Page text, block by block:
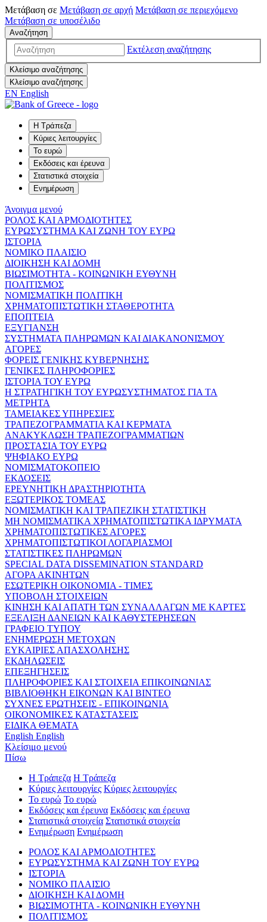
Μετάβαση σε Μετάβαση σε αρχή Μετάβαση σε περιεχόμενο
Μετάβαση σε υποσέλιδο
Αναζήτηση
Εκτέλεση αναζήτησης
Κλείσιμο αναζήτησης
Κλείσιμο αναζήτησης
EN English
Η Τράπεζα
Κύριες λειτουργίες
Το ευρώ
Εκδόσεις και έρευνα
Στατιστικά στοιχεία
Ενημέρωση
Άνοιγμα μενού
ΡΟΛΟΣ ΚΑΙ ΑΡΜΟΔΙΟΤΗΤΕΣ
ΕΥΡΩΣΥΣΤΗΜΑ ΚΑΙ ΖΩΝΗ ΤΟΥ ΕΥΡΩ
ΙΣΤΟΡΙΑ
ΝΟΜΙΚΟ ΠΛΑΙΣΙΟ
ΔΙΟΙΚΗΣΗ ΚΑΙ ΔΟΜΗ
ΒΙΩΣΙΜΟΤΗΤΑ - ΚΟΙΝΩΝΙΚΗ ΕΥΘΥΝΗ
ΠΟΛΙΤΙΣΜΟΣ
ΝΟΜΙΣΜΑΤΙΚΗ ΠΟΛΙΤΙΚΗ
ΧΡΗΜΑΤΟΠΙΣΤΩΤΙΚΗ ΣΤΑΘΕΡΟΤΗΤΑ
ΕΠΟΠΤΕΙΑ
ΕΞΥΓΙΑΝΣΗ
ΣΥΣΤΗΜΑΤΑ ΠΛΗΡΩΜΩΝ ΚΑΙ ΔΙΑΚΑΝΟΝΙΣΜΟΥ
ΑΓΟΡΕΣ
ΦΟΡΕΙΣ ΓΕΝΙΚΗΣ ΚΥΒΕΡΝΗΣΗΣ
ΓΕΝΙΚΕΣ ΠΛΗΡΟΦΟΡΙΕΣ
ΙΣΤΟΡΙΑ ΤΟΥ ΕΥΡΩ
Η ΣΤΡΑΤΗΓΙΚΗ ΤΟΥ ΕΥΡΩΣΥΣΤΗΜΑΤΟΣ ΓΙΑ ΤΑ
ΜΕΤΡΗΤΑ
ΤΑΜΕΙΑΚΕΣ ΥΠΗΡΕΣΙΕΣ
ΤΡΑΠΕΖΟΓΡΑΜΜΑΤΙΑ ΚΑΙ ΚΕΡΜΑΤΑ
ΑΝΑΚΥΚΛΩΣΗ ΤΡΑΠΕΖΟΓΡΑΜΜΑΤΙΩΝ
ΠΡΟΣΤΑΣΙΑ ΤΟΥ ΕΥΡΩ
ΨΗΦΙΑΚΟ ΕΥΡΩ
ΝΟΜΙΣΜΑΤΟΚΟΠΕΙΟ
ΕΚΔΟΣΕΙΣ
ΕΡΕΥΝΗΤΙΚΗ ΔΡΑΣΤΗΡΙΟΤΗΤΑ
ΕΞΩΤΕΡΙΚΟΣ ΤΟΜΕΑΣ
ΝΟΜΙΣΜΑΤΙΚΗ ΚΑΙ ΤΡΑΠΕΖΙΚΗ ΣΤΑΤΙΣΤΙΚΗ
ΜΗ ΝΟΜΙΣΜΑΤΙΚΑ ΧΡΗΜΑΤΟΠΙΣΤΩΤΙΚΑ ΙΔΡΥΜΑΤΑ
ΧΡΗΜΑΤΟΠΙΣΤΩΤΙΚΕΣ ΑΓΟΡΕΣ
ΧΡΗΜΑΤΟΠΙΣΤΩΤΙΚΟΙ ΛΟΓΑΡΙΑΣΜΟΙ
ΣΤΑΤΙΣΤΙΚΕΣ ΠΛΗΡΩΜΩΝ
SPECIAL DATA DISSEMINATION STANDARD
ΑΓΟΡΑ ΑΚΙΝΗΤΩΝ
ΕΣΩΤΕΡΙΚΗ ΟΙΚΟΝΟΜΙΑ - ΤΙΜΕΣ
ΥΠΟΒΟΛΗ ΣΤΟΙΧΕΙΩΝ
ΚΙΝΗΣΗ ΚΑΙ ΑΠΑΤΗ ΤΩΝ ΣΥΝΑΛΛΑΓΩΝ ΜΕ ΚΑΡΤΕΣ
ΕΞΕΛΙΞΗ ΔΑΝΕΙΩΝ ΚΑΙ ΚΑΘΥΣΤΕΡΗΣΕΩΝ
ΓΡΑΦΕΙΟ ΤΥΠΟΥ
ΕΝΗΜΕΡΩΣΗ ΜΕΤΟΧΩΝ
ΕΥΚΑΙΡΙΕΣ ΑΠΑΣΧΟΛΗΣΗΣ
ΕΚΔΗΛΩΣΕΙΣ
ΕΠΕΞΗΓΗΣΕΙΣ
ΠΛΗΡΟΦΟΡΙΕΣ ΚΑΙ ΣΤΟΙΧΕΙΑ ΕΠΙΚΟΙΝΩΝΙΑΣ
ΒΙΒΛΙΟΘΗΚΗ ΕΙΚΟΝΩΝ ΚΑΙ ΒΙΝΤΕΟ
ΣΥΧΝΕΣ ΕΡΩΤΗΣΕΙΣ - ΕΠΙΚΟΙΝΩΝΙΑ
ΟΙΚΟΝΟΜΙΚΕΣ ΚΑΤΑΣΤΑΣΕΙΣ
ΕΙΔΙΚΑ ΘΕΜΑΤΑ
English English
Κλείσιμο μενού
Πίσω
Η Τράπεζα Η Τράπεζα
Κύριες λειτουργίες Κύριες λειτουργίες
Το ευρώ Το ευρώ
Εκδόσεις και έρευνα Εκδόσεις και έρευνα
Στατιστικά στοιχεία Στατιστικά στοιχεία
Ενημέρωση Ενημέρωση
ΡΟΛΟΣ ΚΑΙ ΑΡΜΟΔΙΟΤΗΤΕΣ
ΕΥΡΩΣΥΣΤΗΜΑ ΚΑΙ ΖΩΝΗ ΤΟΥ ΕΥΡΩ
ΙΣΤΟΡΙΑ
ΝΟΜΙΚΟ ΠΛΑΙΣΙΟ
ΔΙΟΙΚΗΣΗ ΚΑΙ ΔΟΜΗ
ΒΙΩΣΙΜΟΤΗΤΑ - ΚΟΙΝΩΝΙΚΗ ΕΥΘΥΝΗ
ΠΟΛΙΤΙΣΜΟΣ